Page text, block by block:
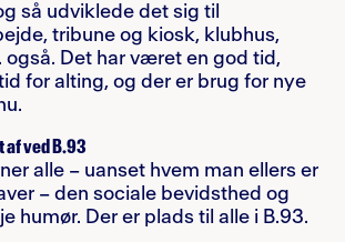
så udviklede det sig til
tribune og kiosk, klubhus,
Det har været en god tid,
for alting, og der er brug for nye
af ved B.93
alle – uanset hvem man ellers er
– den sociale bevidsthed og
humør. Der er plads til alle i B.93.